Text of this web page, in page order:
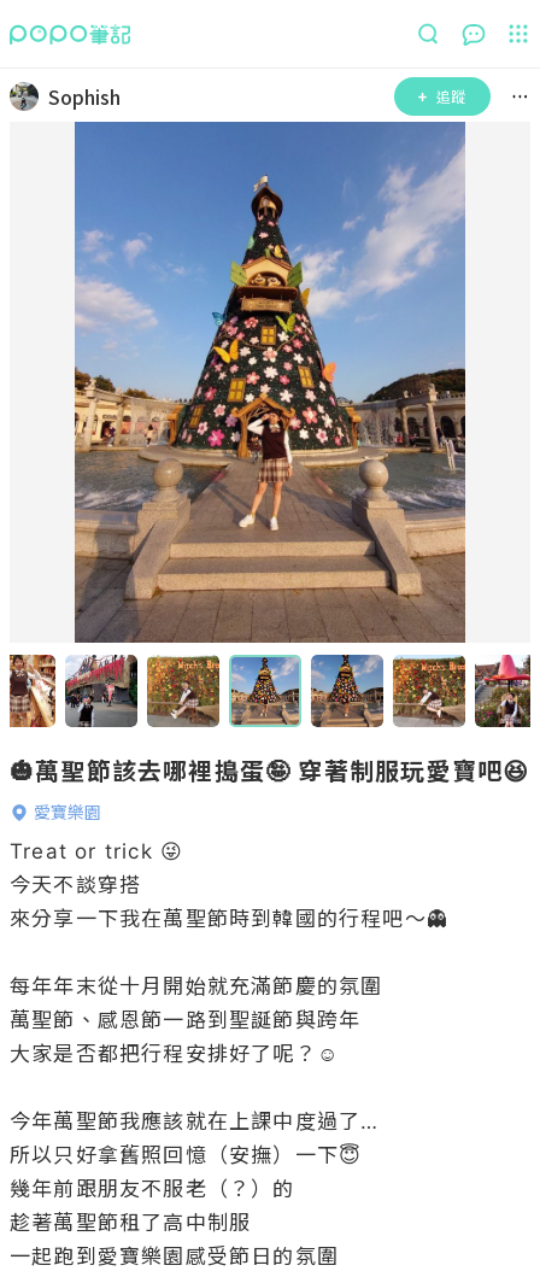
Sophish 追蹤
🎃萬聖節該去哪裡搗蛋🤪 穿著制服玩愛寶吧😆
愛寶樂園
Treat or trick 😜
今天不談穿搭
來分享一下我在萬聖節時到韓國的行程吧～👻
每年年末從十月開始就充滿節慶的氛圍
萬聖節、感恩節一路到聖誕節與跨年
大家是否都把行程安排好了呢？☺️
今年萬聖節我應該就在上課中度過了…
所以只好拿舊照回憶（安撫）一下😇
幾年前跟朋友不服老（？）的
趁著萬聖節租了高中制服
一起跑到愛寶樂園感受節日的氛圍